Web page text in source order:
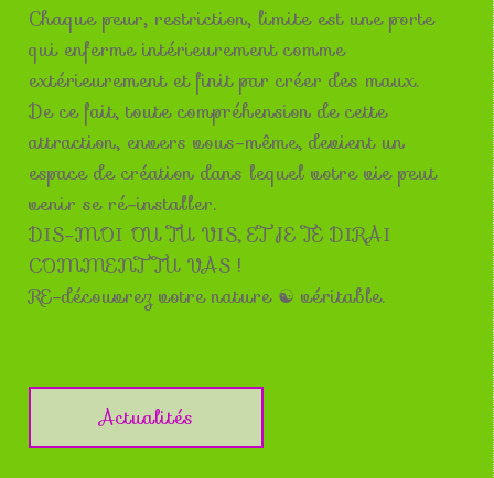
Chaque peur, restriction, limite est une porte
qui enferme intérieurement comme
extérieurement et finit par créer des maux.
De ce fait, toute compréhension de cette
attraction, envers vous-même, devient un
espace de création dans lequel votre vie peut
venir se ré-installer.
DIS-MOI OU TU VIS, ET JE TE DIRAI
COMMENT TU VAS !
RE-découvrez votre nature ☯ véritable.
Actualités